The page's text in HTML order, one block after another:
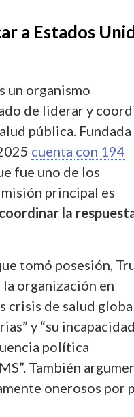
a Estados
un organismo
de liderar y
pública. Fundada
cuenta con 194
fue uno de los
principal es
la
tomó posesión,
la organización en
crisis de salud
y “su incapacidad
política
También
onerosos por